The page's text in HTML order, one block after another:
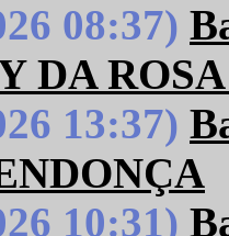
08:37)
DA
13:37)
10:31)